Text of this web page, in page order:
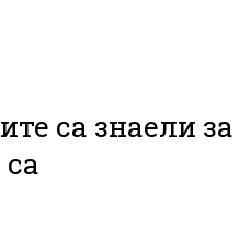
са знаели за